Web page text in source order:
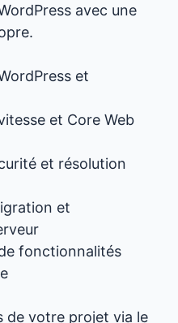
avec une
et
et Core Web
et résolution
et
fonctionnalités
de votre projet via le